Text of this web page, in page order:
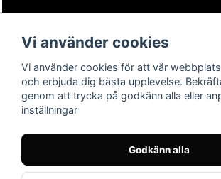
Köpvillkor
Kontakt
Youtube-videos
Instagram
Youtube
TikTok
Vi använder cookies
Vi använder cookies för att vår
och erbjuda dig bästa upplevelse.
genom att trycka på godkänn alla eller
inställningar
Godkänn alla